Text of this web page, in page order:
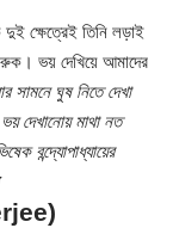
দুই ক্ষেত্রেই তিনি লড়াই
ভয় দেখিয়ে আমাদের
সামনে ঘুষ নিতে দেখা
দেখানোয় মাথা নত
বন্দ্যোপাধ্যায়ের